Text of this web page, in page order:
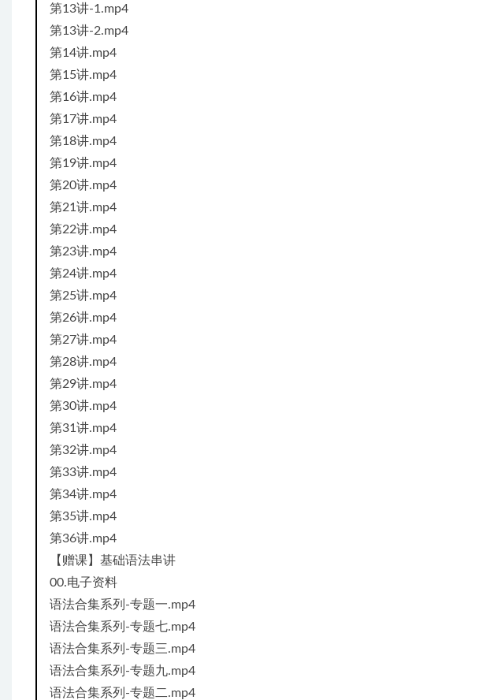
第13讲-1.mp4
第13讲-2.mp4
第14讲.mp4
第15讲.mp4
第16讲.mp4
第17讲.mp4
第18讲.mp4
第19讲.mp4
第20讲.mp4
第21讲.mp4
第22讲.mp4
第23讲.mp4
第24讲.mp4
第25讲.mp4
第26讲.mp4
第27讲.mp4
第28讲.mp4
第29讲.mp4
第30讲.mp4
第31讲.mp4
第32讲.mp4
第33讲.mp4
第34讲.mp4
第35讲.mp4
第36讲.mp4
【赠课】基础语法串讲
00.电子资料
语法合集系列-专题一.mp4
语法合集系列-专题七.mp4
语法合集系列-专题三.mp4
语法合集系列-专题九.mp4
语法合集系列-专题二.mp4